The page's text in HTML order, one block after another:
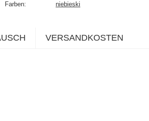
Farben niebieski
VERSANDKOSTEN